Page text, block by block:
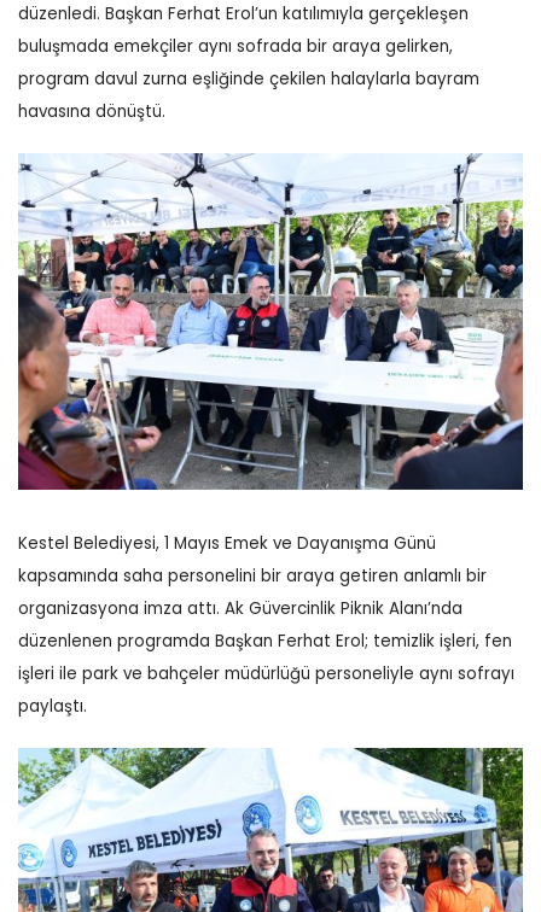
düzenledi. Başkan Ferhat Erol’un katılımıyla gerçekleşen
buluşmada emekçiler aynı sofrada bir araya gelirken,
program davul zurna eşliğinde çekilen halaylarla bayram
havasına dönüştü.
Kestel Belediyesi, 1 Mayıs Emek ve Dayanışma Günü
kapsamında saha personelini bir araya getiren anlamlı bir
organizasyona imza attı. Ak Güvercinlik Piknik Alanı’nda
düzenlenen programda Başkan Ferhat Erol; temizlik işleri, fen
işleri ile park ve bahçeler müdürlüğü personeliyle aynı sofrayı
paylaştı.